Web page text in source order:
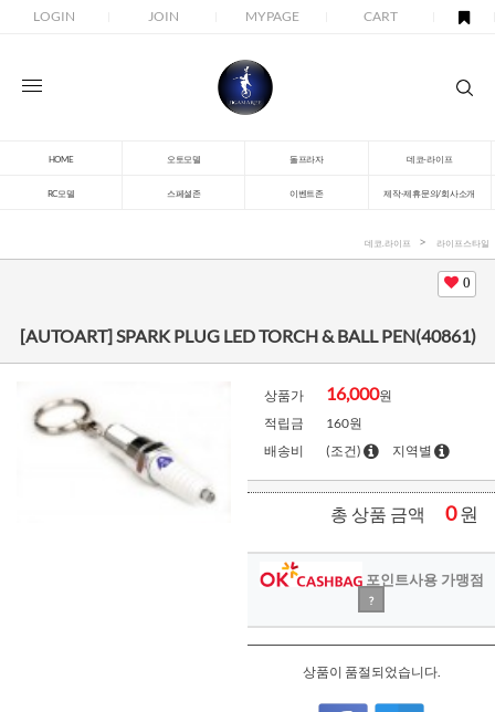
LOGIN JOIN MYPAGE CART
HOME 오토모델 돌프라자 데코-라이프
RC모델 스페셜존 이벤트존 제작-제휴문의/회사소개
데코.라이프 라이프스타일
0
[AUTOART] SPARK PLUG LED TORCH & BALL PEN(40861)
상품가 16,000원
적립금
160원
배송비
(조건) 지역별
총 상품 금액 0원
포인트사용 가맹점
?
상품이 품절되었습니다.